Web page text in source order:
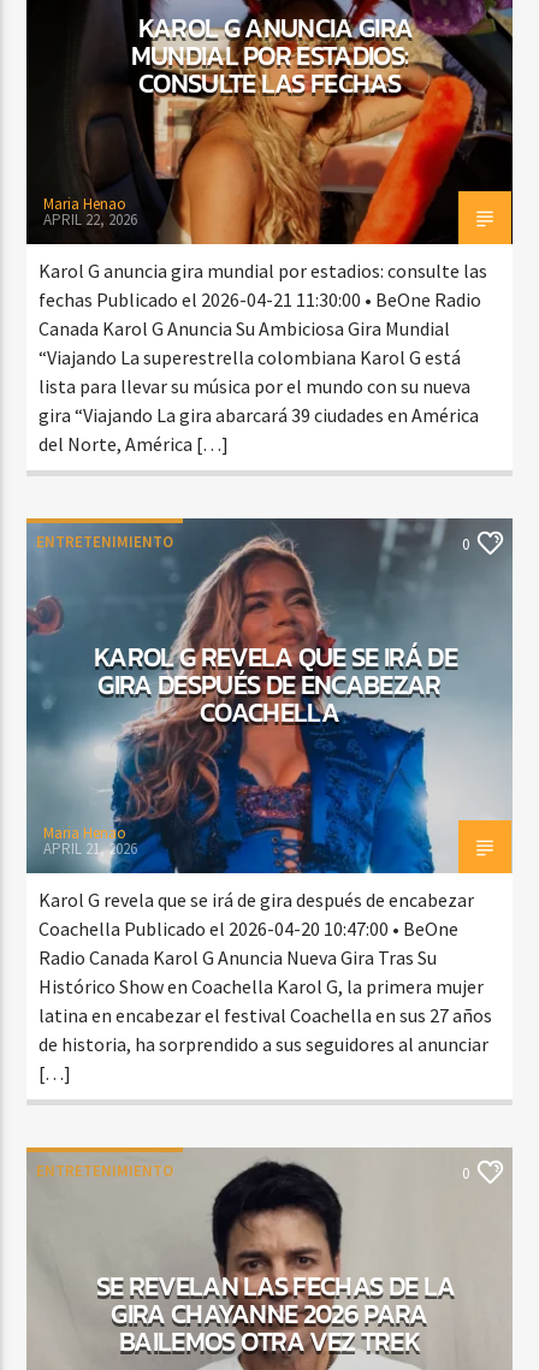
KAROL G ANUNCIA GIRA
MUNDIAL POR ESTADIOS:
CONSULTE LAS FECHAS
Maria Henao
APRIL 22, 2026
Karol G anuncia gira mundial por estadios: consulte las
fechas Publicado el 2026-04-21 11:30:00 • BeOne Radio
Canada Karol G Anuncia Su Ambiciosa Gira Mundial
“Viajando La superestrella colombiana Karol G está
lista para llevar su música por el mundo con su nueva
gira “Viajando La gira abarcará 39 ciudades en América
del Norte, América […]
ENTRETENIMIENTO 0
KAROL G REVELA QUE SE IRÁ DE
GIRA DESPUÉS DE ENCABEZAR
COACHELLA
Maria Henao
APRIL 21, 2026
Karol G revela que se irá de gira después de encabezar
Coachella Publicado el 2026-04-20 10:47:00 • BeOne
Radio Canada Karol G Anuncia Nueva Gira Tras Su
Histórico Show en Coachella Karol G, la primera mujer
latina en encabezar el festival Coachella en sus 27 años
de historia, ha sorprendido a sus seguidores al anunciar
[…]
ENTRETENIMIENTO 0
SE REVELAN LAS FECHAS DE LA
GIRA CHAYANNE 2026 PARA
BAILEMOS OTRA VEZ TREK